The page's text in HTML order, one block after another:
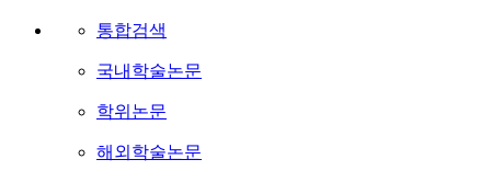
통합검색
국내학술논문
학위논문
해외학술논문